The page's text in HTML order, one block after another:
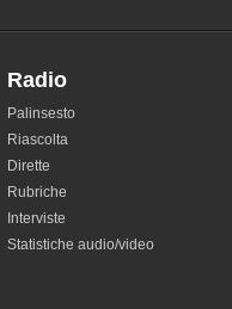
Radio
Palinsesto
Riascolta
Dirette
Rubriche
Interviste
Statistiche audio/video